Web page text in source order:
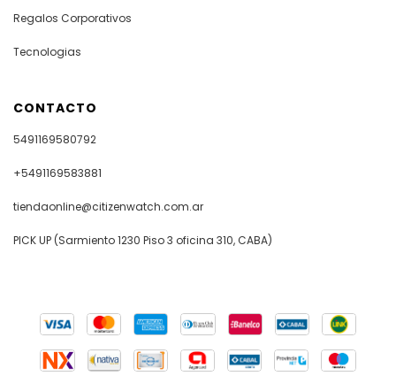
Regalos Corporativos
Tecnologias
CONTACTO
5491169580792
+5491169583881
tiendaonline@citizenwatch.com.ar
PICK UP (Sarmiento 1230 Piso 3 oficina 310, CABA)